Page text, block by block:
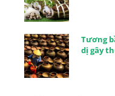
Tương
dị gây